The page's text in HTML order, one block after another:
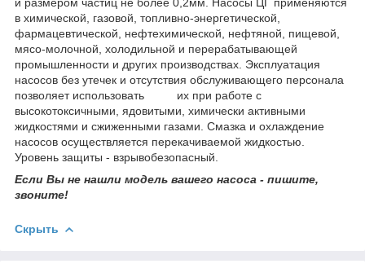
в химической, газовой, топливно-энергетической,
фармацевтической, нефтехимической, нефтяной, пищевой,
мясо-молочной, холодильной и перерабатывающей
промышленности и других производствах. Эксплуатация
насосов без утечек и отсутствия обслуживающего персонала
позволяет использовать их при работе с
высокотоксичными, ядовитыми, химически активными
жидкостями и сжиженными газами. Смазка и охлаждение
насосов осуществляется перекачиваемой жидкостью.
Уровень защиты - взрывобезопасный.
Если Вы не нашли модель вашего насоса - пишите,
звоните!
Скрыть